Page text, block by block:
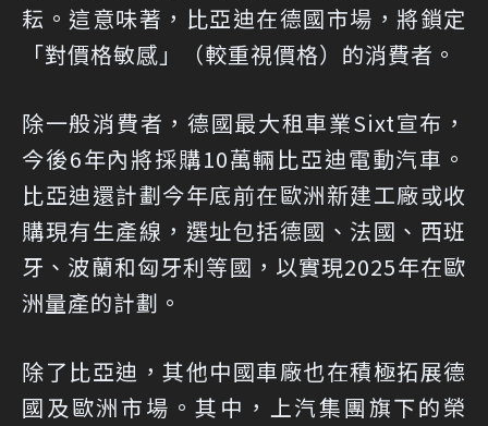
耘。這意味著，比亞迪在德國市場，將鎖定
「對價格敏感」（較重視價格）的消費者。
除一般消費者，德國最大租車業Sixt宣布，
今後6年內將採購10萬輛比亞迪電動汽車。
比亞迪還計劃今年底前在歐洲新建工廠或收
購現有生產線，選址包括德國、法國、西班
牙、波蘭和匈牙利等國，以實現2025年在歐
洲量產的計劃。
除了比亞迪，其他中國車廠也在積極拓展德
國及歐洲市場。其中，上汽集團旗下的榮